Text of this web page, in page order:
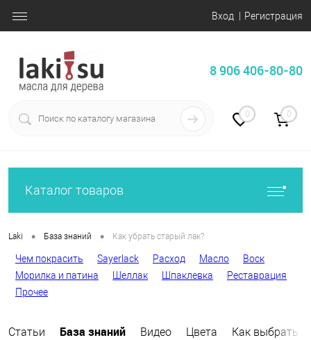
Вход Регистрация
8 906 406-80-80
0 0
Каталог товаров
Laki • База знаний • Как убрать старый лак?
Чем покрасить Sayerlack Расход Масло
Воск
Морилка и патина
Шеллак Шпаклевка
Реставрация
Прочее
Статьи База знаний Видео Цвета Как выбрать